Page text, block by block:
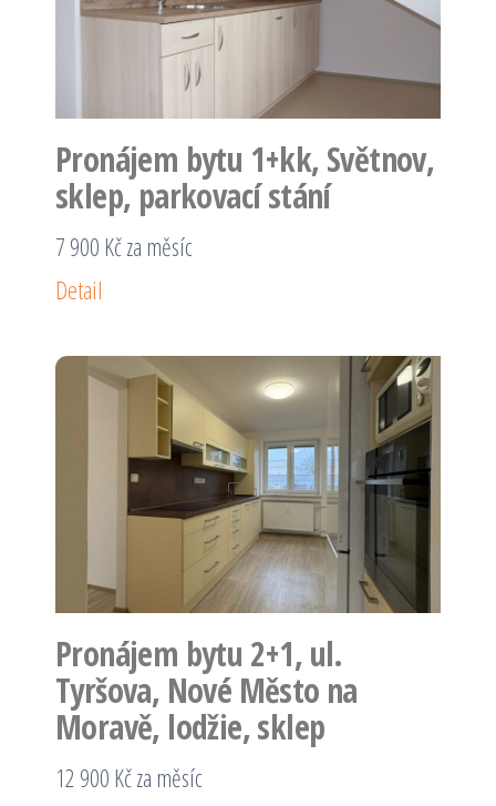
Pronájem bytu 1+kk, Světnov,
sklep, parkovací stání
7 900 Kč za měsíc
Detail
Pronájem bytu 2+1, ul.
Tyršova, Nové Město na
Moravě, lodžie, sklep
12 900 Kč za měsíc